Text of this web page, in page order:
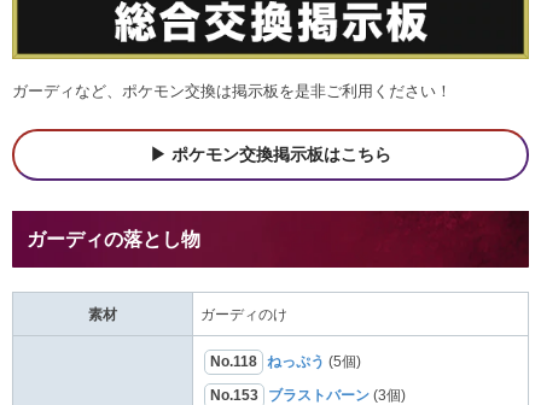
ガーディなど、ポケモン交換は掲示板を是非ご利用ください！
ポケモン交換掲示板はこちら
ガーディの落とし物
素材 ガーディのけ
No.118 ねっぷう (5個)
No.153 ブラストバーン (3個)